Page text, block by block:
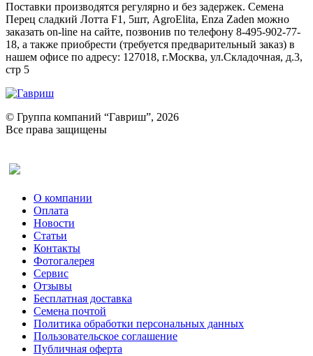
Поставки производятся регулярно и без задержек. Семена
Перец сладкий Лотта F1, 5шт, AgroElita, Enza Zaden можно
заказать on-line на сайте, позвонив по телефону 8-495-902-77-
18, а также приобрести (требуется предварительный заказ) в
нашем офисе по адресу: 127018, г.Москва, ул.Складочная, д.3,
стр 5
© Группа компаний “Гавриш”, 2026
Все права защищены
О компании
Оплата
Новости
Статьи
Контакты
Фотогалерея​
Сервис
Отзывы
Бесплатная доставка
Семена почтой
Политика обработки персональных данных
Пользовательское соглашение
Публичная оферта